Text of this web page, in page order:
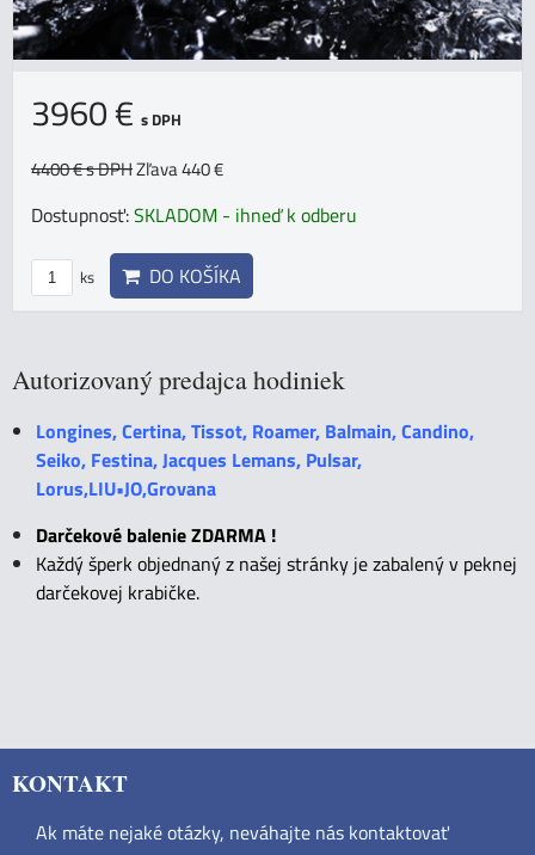
3960 € s DPH
4400 €s DPHZľava 440 €
Dostupnosť:SKLADOM - ihneď k odberu
ks DO KOŠÍKA
Autorizovaný predajca hodiniek
Longines, Certina, Tissot, Roamer, Balmain, Candino,
Seiko, Festina, Jacques Lemans, Pulsar,
Lorus,LIU•JO,Grovana
Darčekové balenie ZDARMA !
Každý šperk objednaný z našej stránky je zabalený v peknej
darčekovej krabičke.
KONTAKT
Ak máte nejaké otázky, neváhajte nás kontaktovať